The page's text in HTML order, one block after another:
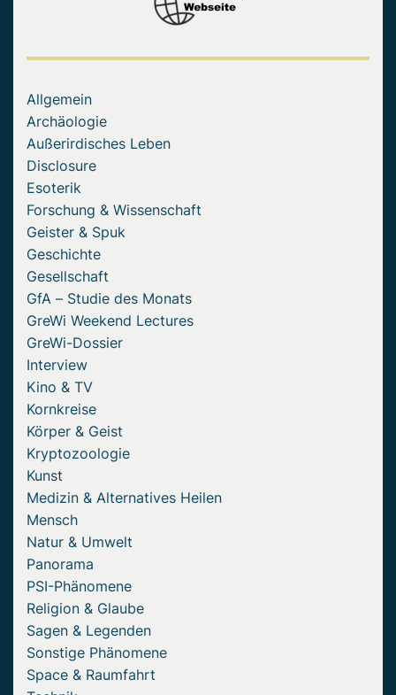
Allgemein
Archäologie
Außerirdisches Leben
Disclosure
Esoterik
Forschung & Wissenschaft
Geister & Spuk
Geschichte
Gesellschaft
GfA – Studie des Monats
GreWi Weekend Lectures
GreWi-Dossier
Interview
Kino & TV
Kornkreise
Körper & Geist
Kryptozoologie
Kunst
Medizin & Alternatives Heilen
Mensch
Natur & Umwelt
Panorama
PSI-Phänomene
Religion & Glaube
Sagen & Legenden
Sonstige Phänomene
Space & Raumfahrt